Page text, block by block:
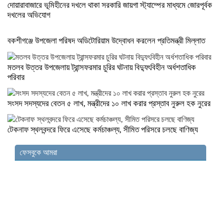
দোয়ারাবাজারে ভূমিহীনের দখলে থাকা সরকারি জায়গা স্ট্যাম্পের মাধ্যমে জোরপূর্বক
দখলের অভিযোগ
বকশীগঞ্জে উপজেলা পরিষদ অডিটোরিয়াম উদ্বোধন করলেন প্রতিমন্ত্রী মিল্লাত
মতলব উত্তর উপজেলায় ট্রান্সফরমার চুরির ঘটনায় বিদ্যুৎবিহীন অর্ধশতাধিক
পরিবার
সংসদ সদস্যদের বেতন ৫ লাখ, মন্ত্রীদের ১০ লাখ করার প্রস্তাব নুরুল হক নুরের
টেকনাফ স্থলবন্দরে ফিরে এসেছে কর্মচাঞ্চল্য, সীমিত পরিসরে চলছে বাণিজ্য
ফেসবুকে আমরা